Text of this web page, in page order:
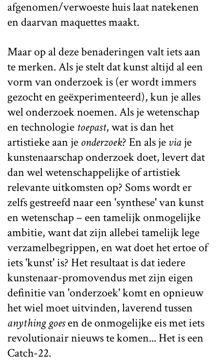
afgenomen/verwoeste huis laat natekenen
en daarvan maquettes maakt.
Maar op al deze benaderingen valt iets aan
te merken. Als je stelt dat kunst altijd al een
vorm van onderzoek is (er wordt immers
gezocht en geëxperimenteerd), kun je alles
wel onderzoek noemen. Als je wetenschap
en technologie toepast, wat is dan het
artistieke aan jeonderzoek? En als jeviaje
kunstenaarschap onderzoek doet, levert dat
dan wel wetenschappelijke of artistiek
relevante uitkomsten op? Soms wordt er
zelfs gestreefd naar een 'synthese' van kunst
en wetenschap – een tamelijk onmogelijke
ambitie, want dat zijn allebei tamelijk lege
verzamelbegrippen, en wat doet het ertoe of
iets 'kunst' is? Het resultaat is dat iedere
kunstenaar-promovendus met zijn eigen
definitie van 'onderzoek' komt en opnieuw
het wiel moet uitvinden, laverend tussen
anything goesen de onmogelijke eis met iets
revolutionair nieuws te komen... Het is een
Catch-22.